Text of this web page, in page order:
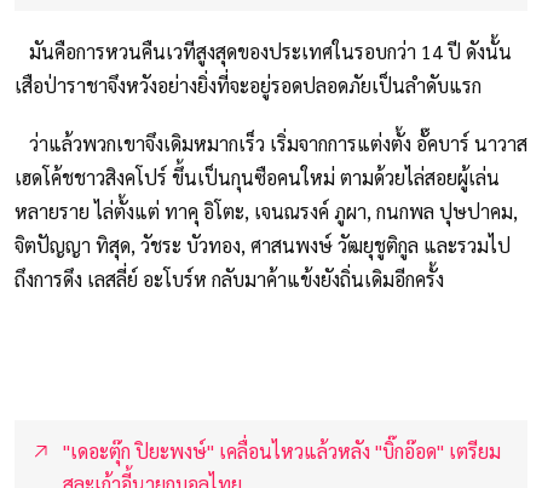
มันคือการหวนคืนเวทีสูงสุดของประเทศในรอบกว่า 14 ปี ดังนั้น
เสือป่าราชาจึงหวังอย่างยิ่งที่จะอยู่รอดปลอดภัยเป็นลำดับแรก
ว่าแล้วพวกเขาจึงเดิมหมากเร็ว เริ่มจากการแต่งตั้ง อั๊คบาร์ นาวาส
เฮดโค้ชชาวสิงคโปร์ ขึ้นเป็นกุนซือคนใหม่ ตามด้วยไล่สอยผู้เล่น
หลายราย ไล่ตั้งแต่ ทาคุ อิโตะ, เจนณรงค์ ภูผา, กนกพล ปุษปาคม,
จิตปัญญา ทิสุด, วัชระ บัวทอง, ศาสนพงษ์ วัฒยุชูติกูล และรวมไป
ถึงการดึง เลสลี่ย์ อะโบร์ห กลับมาค้าแข้งยังถิ่นเดิมอีกครั้ง
"เดอะตุ๊ก ปิยะพงษ์" เคลื่อนไหวแล้วหลัง "บิ๊กอ๊อด" เตรียม